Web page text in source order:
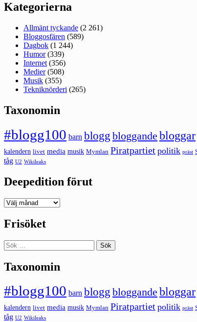
Kategorierna
Allmänt tyckande (2 261)
Bloggosfären (589)
Dagbok (1 244)
Humor(339)
Internet (356)
Medier(508)
Musik (355)
Tekniknörderi (265)
Taxonomin
#blogg100 barn blogg bloggande bloggar
kalendern livet media musik Mymlan Piratpartiet politik präst
tåg U2 Wikileaks
Deepedition förut
Deepedition
Frisöket
Sök
efter:
Taxonomin
#blogg100 barn blogg bloggande bloggar
kalendern livet media musik Mymlan Piratpartiet politik präst
tåg U2 Wikileaks